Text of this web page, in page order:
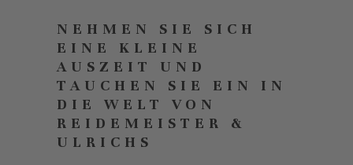
NEHMEN SIE SICH
EINE KLEINE
AUSZEIT UND
TAUCHEN SIE EIN IN
DIE WELT VON
REIDEMEISTER &
ULRICHS